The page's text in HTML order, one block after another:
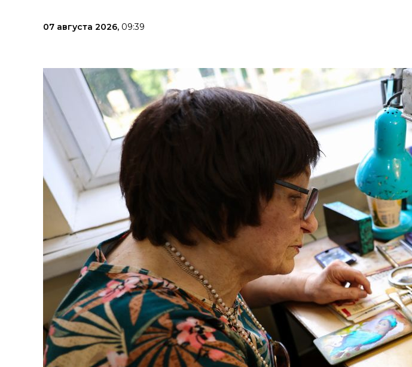
07 августа 2026, 09:39